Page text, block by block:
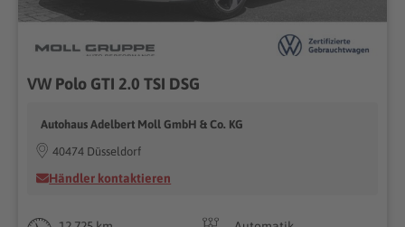
VW Polo GTI 2.0 TSI DSG
Autohaus Adelbert Moll GmbH & Co. KG
40474 Düsseldorf
Händler kontaktieren